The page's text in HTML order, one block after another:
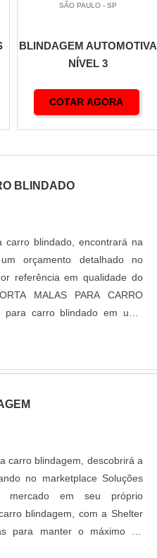
R$ 18.000
a R$ 28.000
18 por cento
SÃO PAULO - SP
BLINDAGEM AUTOMOTIVA
NÍVEL 3
COTAR AGORA
BLINDADO
blindado, encontrará na
orçamento detalhado no
referência em qualidade do
MALAS PARA CARRO
carro blindado em uma
Shelter...
carro blindagem, descobrirá a
no marketplace Soluções
mercado em seu próprio
blindagem, com a Shelter
para manter o máximo da